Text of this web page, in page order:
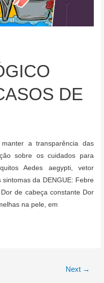
DE
a transparência das
sobre os cuidados para
Aedes aegypti, vetor
da DENGUE: Febre
de cabeça constante Dor
na pele, em
Next →